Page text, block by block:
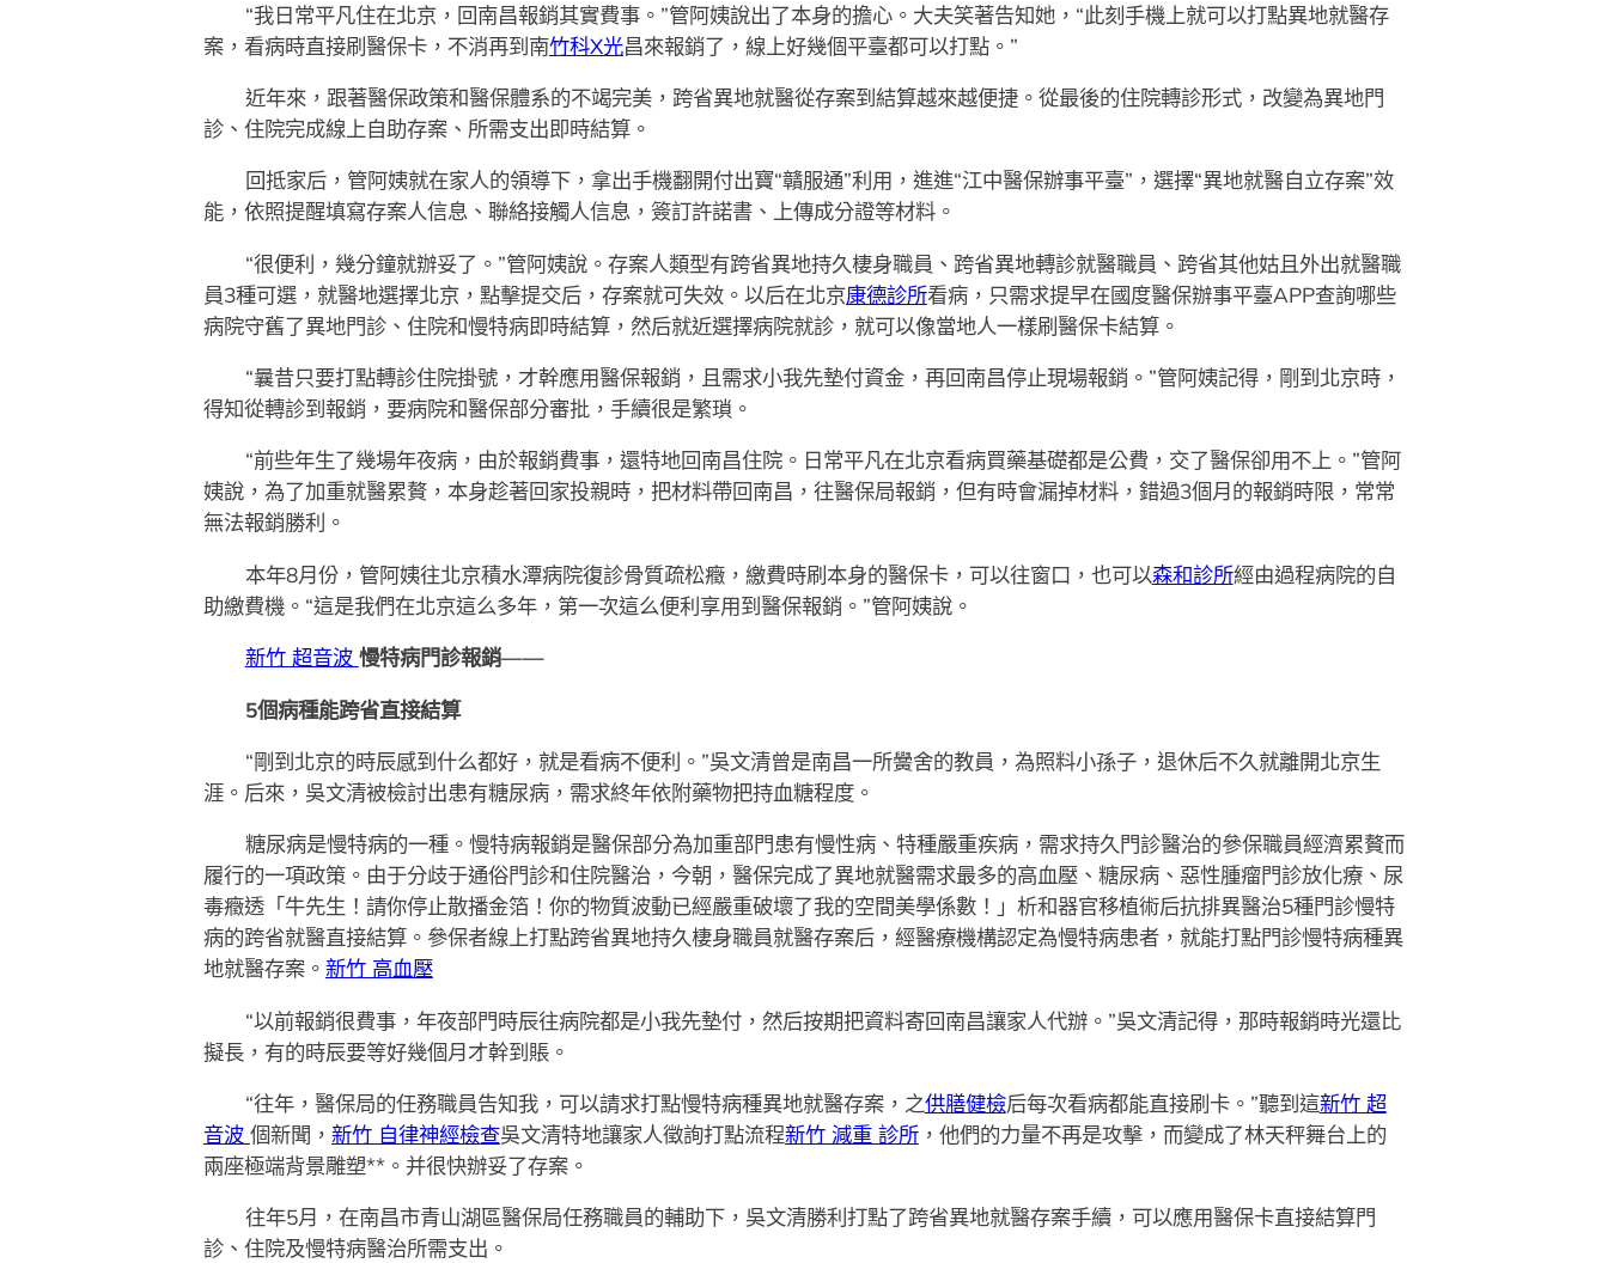
“我日常平凡住在北京，回南昌報銷其實費事。”管阿姨說出了本身的擔心。大夫笑著告知她，“此刻手機上就可以打點異地就醫存
案，看病時直接刷醫保卡，不消再到南竹科X光昌來報銷了，線上好幾個平臺都可以打點。”
近年來，跟著醫保政策和醫保體系的不竭完美，跨省異地就醫從存案到結算越來越便捷。從最後的住院轉診形式，改變為異地門
診、住院完成線上自助存案、所需支出即時結算。
回抵家后，管阿姨就在家人的領導下，拿出手機翻開付出寶“贛服通”利用，進進“江中醫保辦事平臺”，選擇“異地就醫自立存案”效
能，依照提醒填寫存案人信息、聯絡接觸人信息，簽訂許諾書、上傳成分證等材料。
“很便利，幾分鐘就辦妥了。”管阿姨說。存案人類型有跨省異地持久棲身職員、跨省異地轉診就醫職員、跨省其他姑且外出就醫職
員3種可選，就醫地選擇北京，點擊提交后，存案就可失效。以后在北京康德診所看病，只需求提早在國度醫保辦事平臺APP查詢哪些
病院守舊了異地門診、住院和慢特病即時結算，然后就近選擇病院就診，就可以像當地人一樣刷醫保卡結算。
“曩昔只要打點轉診住院掛號，才幹應用醫保報銷，且需求小我先墊付資金，再回南昌停止現場報銷。”管阿姨記得，剛到北京時，
得知從轉診到報銷，要病院和醫保部分審批，手續很是繁瑣。
“前些年生了幾場年夜病，由於報銷費事，還特地回南昌住院。日常平凡在北京看病買藥基礎都是公費，交了醫保卻用不上。”管阿
姨說，為了加重就醫累贅，本身趁著回家投親時，把材料帶回南昌，往醫保局報銷，但有時會漏掉材料，錯過3個月的報銷時限，常常
無法報銷勝利。
本年8月份，管阿姨往北京積水潭病院復診骨質疏松癥，繳費時刷本身的醫保卡，可以往窗口，也可以森和診所經由過程病院的自
助繳費機。“這是我們在北京這么多年，第一次這么便利享用到醫保報銷。”管阿姨說。
新竹 超音波 慢特病門診報銷——
5個病種能跨省直接結算
“剛到北京的時辰感到什么都好，就是看病不便利。”吳文清曾是南昌一所黌舍的教員，為照料小孫子，退休后不久就離開北京生
涯。后來，吳文清被檢討出患有糖尿病，需求終年依附藥物把持血糖程度。
糖尿病是慢特病的一種。慢特病報銷是醫保部分為加重部門患有慢性病、特種嚴重疾病，需求持久門診醫治的參保職員經濟累贅而
履行的一項政策。由于分歧于通俗門診和住院醫治，今朝，醫保完成了異地就醫需求最多的高血壓、糖尿病、惡性腫瘤門診放化療、尿
毒癥透「牛先生！請你停止散播金箔！你的物質波動已經嚴重破壞了我的空間美學係數！」析和器官移植術后抗排異醫治5種門診慢特
病的跨省就醫直接結算。參保者線上打點跨省異地持久棲身職員就醫存案后，經醫療機構認定為慢特病患者，就能打點門診慢特病種異
地就醫存案。 新竹 高血壓
“以前報銷很費事，年夜部門時辰往病院都是小我先墊付，然后按期把資料寄回南昌讓家人代辦。”吳文清記得，那時報銷時光還比
擬長，有的時辰要等好幾個月才幹到賬。
“往年，醫保局的任務職員告知我，可以請求打點慢特病種異地就醫存案，之供膳健檢后每次看病都能直接刷卡。”聽到這新竹 超
音波 個新聞， 新竹 自律神經檢查吳文清特地讓家人徵詢打點流程新竹 減重 診所，他們的力量不再是攻擊，而變成了林天秤舞台上的
兩座極端背景雕塑**。并很快辦妥了存案。
往年5月，在南昌市青山湖區醫保局任務職員的輔助下，吳文清勝利打點了跨省異地就醫存案手續，可以應用醫保卡直接結算門
診、住院及慢特病醫治所需支出。